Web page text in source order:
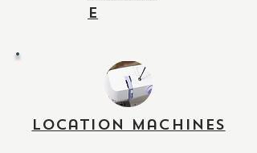
e
Location machines